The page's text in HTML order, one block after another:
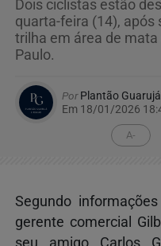
Dois ciclistas estão
quarta-feira (14),
trilha em área de
Paulo.
PorPlantão Guarujá
Em 18/01/2026
A-
Segundo
gerente comercial
seu amigo Carlos